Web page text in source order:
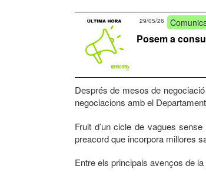
29/05/26
Posem a
Després de mesos de
negociacions amb el
Fruit d’un cicle de vagues
preacord que incorpora millores
Entre els principals avenços de